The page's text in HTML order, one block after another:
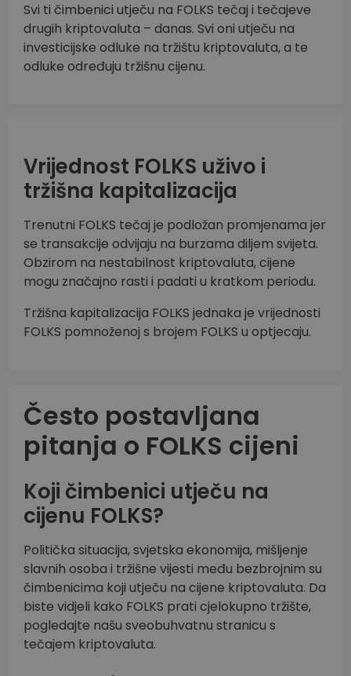
Svi ti čimbenici utječu na FOLKS tečaj i tečajeve
drugih kriptovaluta – danas. Svi oni utječu na
investicijske odluke na tržištu kriptovaluta, a te
odluke određuju tržišnu cijenu.
Vrijednost FOLKS uživo i
tržišna kapitalizacija
Trenutni FOLKS tečaj je podložan promjenama jer
se transakcije odvijaju na burzama diljem svijeta.
Obzirom na nestabilnost kriptovaluta, cijene
mogu značajno rasti i padati u kratkom periodu.
Tržišna kapitalizacija FOLKS jednaka je vrijednosti
FOLKS pomnoženoj s brojem FOLKS u optjecaju.
Često postavljana
pitanja o FOLKS cijeni
Koji čimbenici utječu na
cijenu FOLKS?
Politička situacija, svjetska ekonomija, mišljenje
slavnih osoba i tržišne vijesti među bezbrojnim su
čimbenicima koji utječu na cijene kriptovaluta. Da
biste vidjeli kako FOLKS prati cjelokupno tržište,
pogledajte našu sveobuhvatnu stranicu s
tečajem kriptovaluta.